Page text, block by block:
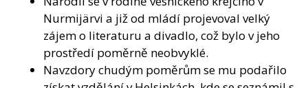
Nurmijärvi a již od mládí projevoval velký
zájem o literaturu a divadlo, což bylo v jeho
prostředí poměrně neobvyklé.
Navzdory chudým poměrům se mu podařilo